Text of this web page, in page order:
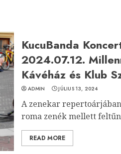
KucuBanda
2024.07.12.
Kávéház és Klub
ADMIN JÚLIUS 13, 2024
A zenekar
roma zenék mellett
READ MORE